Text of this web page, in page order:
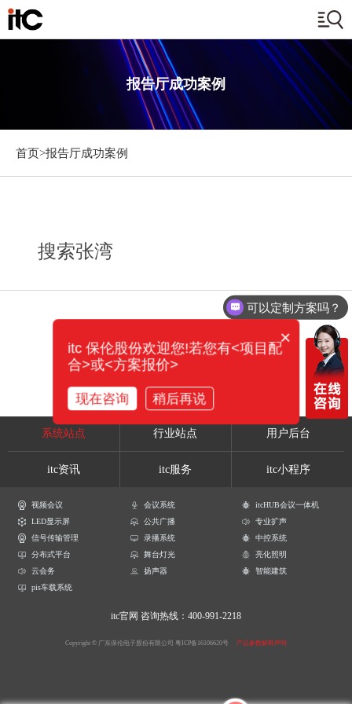
报告厅成功案例
首页>报告厅成功案例
搜索张湾
系统站点 行业站点 用户后台
itc资讯 itc服务 itc小程序
视频会议 会议系统
itcHUB会议一体机
LED显示屏
公共广播
专业扩声
信号传输管理
录播系统
中控系统
分布式平台
舞台灯光
亮化照明
云会务
扬声器
智能建筑
pis车载系统
itc官网 咨询热线：400-991-2218
Copyright © 广东保伦电子股份有限公司 粤ICP备16106620号 产品参数解释声明
可以定制方案吗？
×
itc 保伦股份欢迎您!若您有<项目配
合>或<方案报价>
现在咨询 稍后再说